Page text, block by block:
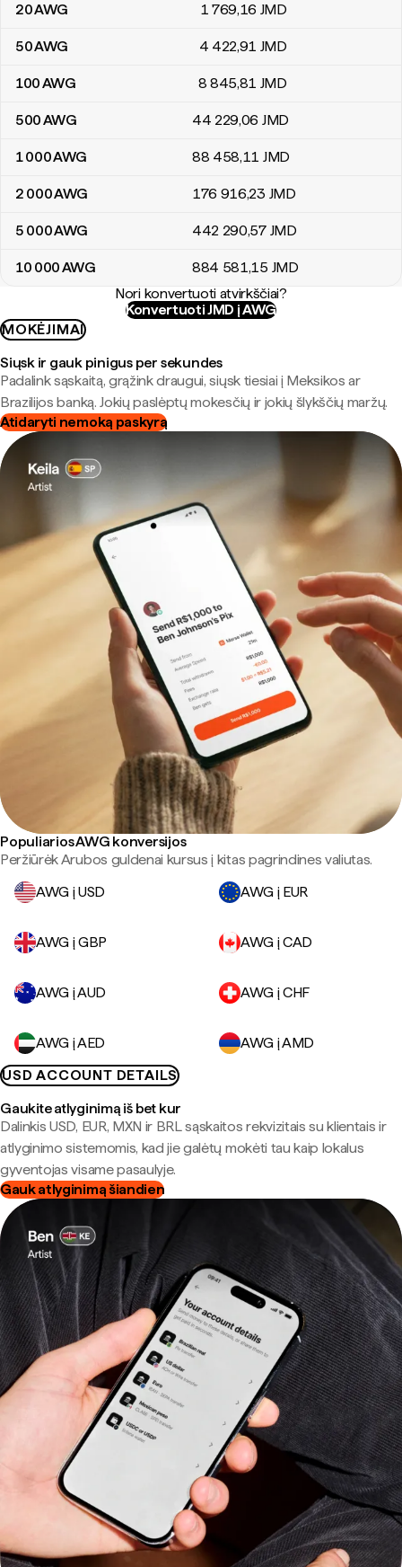
20AWG 1 769,16 JMD
50AWG 4 422,91 JMD
100AWG 8 845,81 JMD
500AWG 44 229,06 JMD
1 000AWG 88 458,11 JMD
2 000AWG 176 916,23 JMD
5 000AWG 442 290,57 JMD
10 000AWG 884 581,15 JMD
Nori konvertuoti atvirkščiai?
Konvertuoti JMD į AWG
MOKĖJIMAI
Siųsk ir gauk pinigus per sekundes
Padalink sąskaitą, grąžink draugui, siųsk tiesiai į Meksikos ar
Brazilijos banką. Jokių paslėptų mokesčių ir jokių šlykščių maržų.
Atidaryti nemoką paskyrą
Populiarios AWG konversijos
Peržiūrėk Arubos guldenai kursus į kitas pagrindines valiutas.
AWG į USD
AWG į EUR
AWG į GBP AWG į CAD
AWG į AUD AWG į CHF
AWG į AED
AWG į AMD
USD ACCOUNT DETAILS
Gaukite atlyginimą iš bet kur
Dalinkis USD, EUR, MXN ir BRL sąskaitos rekvizitais su klientais ir
atlyginimo sistemomis, kad jie galėtų mokėti tau kaip lokalus
gyventojas visame pasaulyje.
Gauk atlyginimą šiandien